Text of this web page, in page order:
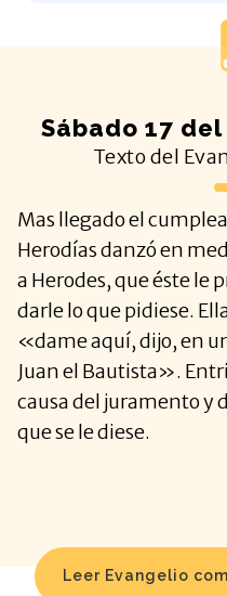
Sábado 17
Texto del
Mas llegado el
Herodías danzó en
a Herodes, que éste le
darle lo que pidiese.
«dame aquí, dijo, en
Juan el Bautista».
causa del juramento y
que se le diese.
Leer Evangelio